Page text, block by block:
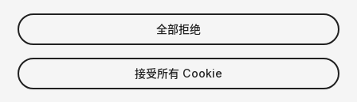
$8
增值税将在结算时计算
全部拒绝
接受所有 Cookie